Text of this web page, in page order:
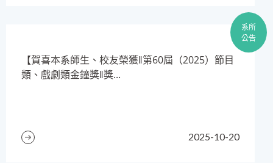
系所
公告
2025-10-20
​【賀喜本系師生、校友榮獲‖第60屆（2025）節目
類、戲劇類金鐘獎‖獎...